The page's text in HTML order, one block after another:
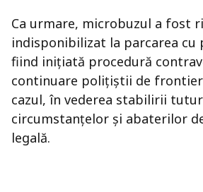
Ca urmare, microbuzul a fost
indisponibilizat la parcarea cu
fiind inițiată procedură
continuare polițiștii de
cazul, în vederea stabilirii
circumstanțelor și abaterilor
legală.